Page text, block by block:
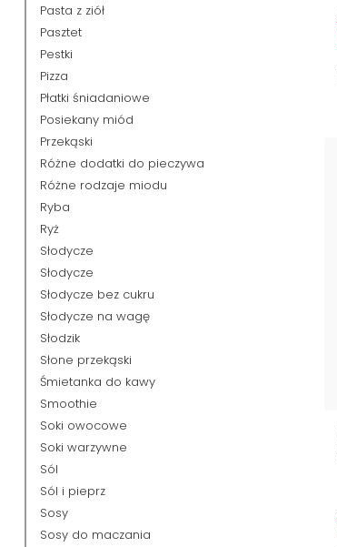
Pasta z ziół
Pasztet
Pestki
Pizza
Płatki śniadaniowe
Posiekany miód
Przekąski
Różne dodatki do pieczywa
Różne rodzaje miodu
Ryba
Ryż
Słodycze
Słodycze
Słodycze bez cukru
Słodycze na wagę
Słodzik
Słone przekąski
Śmietanka do kawy
Smoothie
Soki owocowe
Soki warzywne
Sól
Sól i pieprz
Sosy
Sosy do maczania